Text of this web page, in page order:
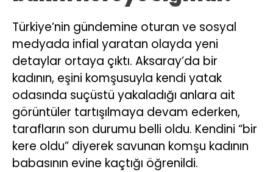
Türkiye’nin gündemine oturan ve sosyal
medyada infial yaratan olayda yeni
detaylar ortaya çıktı. Aksaray’da bir
kadının, eşini komşusuyla kendi yatak
odasında suçüstü yakaladığı anlara ait
görüntüler tartışılmaya devam ederken,
tarafların son durumu belli oldu. Kendini “bir
kere oldu” diyerek savunan komşu kadının
babasının evine kaçtığı öğrenildi.